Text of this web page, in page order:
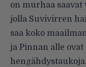
on murhaa saavat
jolla Suvivirren
saa koko
ja Pinnan alle
hengähdystaukoja.